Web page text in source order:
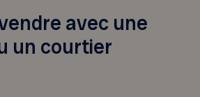
avec une
un courtier